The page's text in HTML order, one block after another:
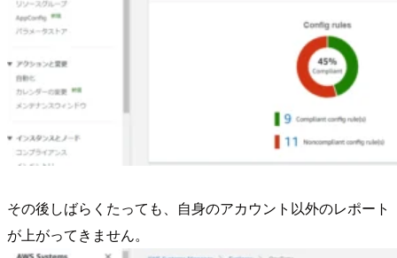
その後しばらくたっても、自身のアカウント以外のレポート
が上がってきません。